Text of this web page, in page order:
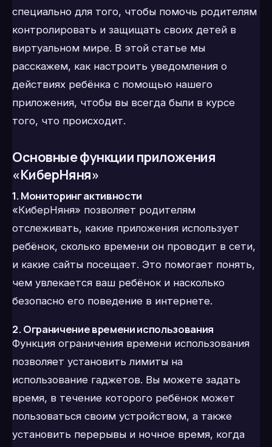
специально для того, чтобы помочь родителям
контролировать и защищать своих детей в
виртуальном мире. В этой статье мы
расскажем, как настроить уведомления о
действиях ребёнка с помощью нашего
приложения, чтобы вы всегда были в курсе
того, что происходит.
Основные функции приложения
«КиберНяня»
1. Мониторинг активности
«КиберНяня» позволяет родителям
отслеживать, какие приложения использует
ребёнок, сколько времени он проводит в сети,
и какие сайты посещает. Это помогает понять,
чем увлекается ваш ребёнок и насколько
безопасно его поведение в интернете.
2. Ограничение времени использования
Функция ограничения времени использования
позволяет установить лимиты на
использование гаджетов. Вы можете задать
время, в течение которого ребёнок может
пользоваться своим устройством, а также
установить перерывы и ночное время, когда